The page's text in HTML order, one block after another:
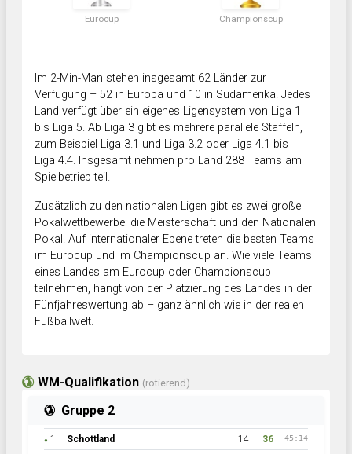
Eurocup Championscup
Im 2-Min-Man stehen insgesamt 62 Länder zur
Verfügung – 52 in Europa und 10 in Südamerika. Jedes
Land verfügt über ein eigenes Ligensystem von Liga 1
bis Liga 5. Ab Liga 3 gibt es mehrere parallele Staffeln,
zum Beispiel Liga 3.1 und Liga 3.2 oder Liga 4.1 bis
Liga 4.4. Insgesamt nehmen pro Land 288 Teams am
Spielbetrieb teil.
Zusätzlich zu den nationalen Ligen gibt es zwei große
Pokalwettbewerbe: die Meisterschaft und den Nationalen
Pokal. Auf internationaler Ebene treten die besten Teams
im Eurocup und im Championscup an. Wie viele Teams
eines Landes am Eurocup oder Championscup
teilnehmen, hängt von der Platzierung des Landes in der
Fünfjahreswertung ab – ganz ähnlich wie in der realen
Fußballwelt.
WM-Qualifikation (rotierend)
Gruppe 2
● 1 Schottland 14 36 45:14